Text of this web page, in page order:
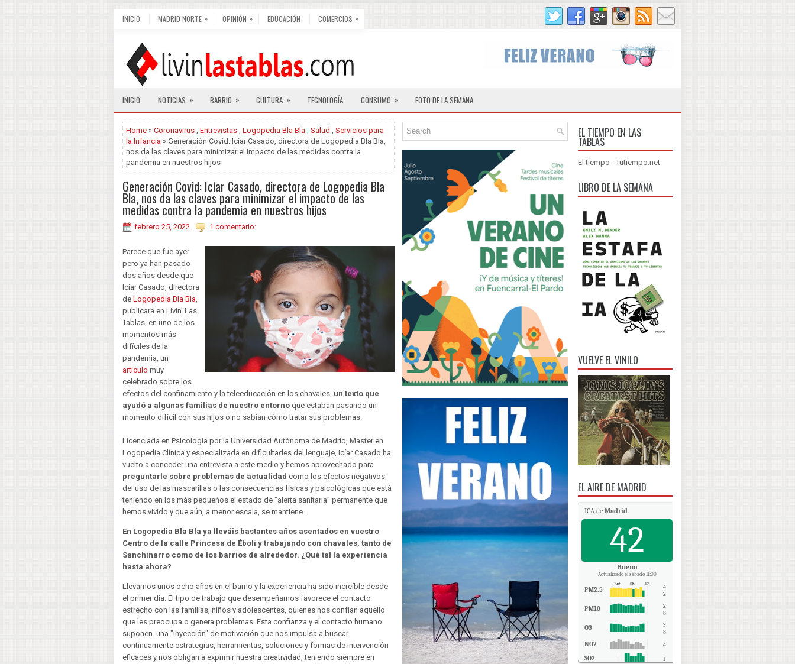
INICIO MADRID NORTE » OPINIÓN » EDUCACIÓN COMERCIOS »
INICIO NOTICIAS » BARRIO » CULTURA » TECNOLOGÍA CONSUMO » FOTO DE LA SEMANA
Home » Coronavirus , Entrevistas , Logopedia Bla Bla , Salud , Servicios para
la Infancia » Generación Covid: Icíar Casado, directora de Logopedia Bla Bla,
nos da las claves para minimizar el impacto de las medidas contra la
pandemia en nuestros hijos
Generación Covid: Icíar Casado, directora de Logopedia Bla
Bla, nos da las claves para minimizar el impacto de las
medidas contra la pandemia en nuestros hijos
febrero 25, 2022 1 comentario:
Parece que fue ayer
pero ya han pasado
dos años desde que
Icíar Casado, directora
de Logopedia Bla Bla,
publicara en Livin' Las
Tablas, en uno de los
momentos más
difíciles de la
pandemia, un
artículo muy
celebrado sobre los
efectos del confinamiento y la teleeducación en los chavales, un texto que
ayudó a algunas familias de nuestro entorno que estaban pasando un
momento difícil con sus hijos o no sabían cómo tratar sus problemas.
Licenciada en Psicología por la Universidad Autónoma de Madrid, Master en
Logopedia Clínica y especializada en dificultades del lenguaje, Icíar Casado ha
vuelto a conceder una entrevista a este medio y hemos aprovechado para
preguntarle sobre problemas de actualidad como los efectos negativos
del uso de las mascarillas o las consecuencias físicas y psicológicas que está
teniendo en los más pequeños el estado de "alerta sanitaria" permanente que
hemos vivido y que aún, a menor escala, se mantiene.
En Logopedia Bla Bla ya lleváis bastantes años asentados en vuestro
Centro de la calle Princesa de Éboli y trabajando con chavales, tanto de
Sanchinarro como de los barrios de alrededor. ¿Qué tal la experiencia
hasta ahora?
Llevamos unos ocho años en el barrio y la experiencia ha sido increíble desde
el primer día. El tipo de trabajo que desempeñamos favorece el contacto
estrecho con las familias, niños y adolescentes, quienes nos confían aquello
que les preocupa o genera problemas. Esta confianza y el contacto humano
suponen una "inyección" de motivación que nos impulsa a buscar
continuamente estrategias, herramientas, soluciones y formas de intervención
eficaces y nos obligan a exprimir nuestra creatividad, teniendo siempre en
EL TIEMPO EN LAS
TABLAS
El tiempo - Tutiempo.net
LIBRO DE LA SEMANA
VUELVE EL VINILO
EL AIRE DE MADRID
ICA de Madrid.
42
Bueno
Actualizado el sábado 11:00
PM2.5
4
2
PM10
2
8
O3
3
8
NO2 4
SO2 1